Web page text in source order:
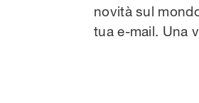
novità sul
tua e-mail. Una